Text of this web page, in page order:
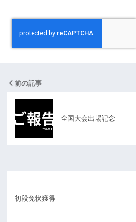
前の記事
全国大会出場記念
初段免状獲得